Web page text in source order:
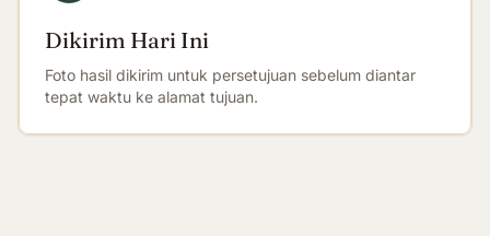
Dikirim Hari Ini
Foto hasil dikirim untuk persetujuan sebelum diantar
tepat waktu ke alamat tujuan.